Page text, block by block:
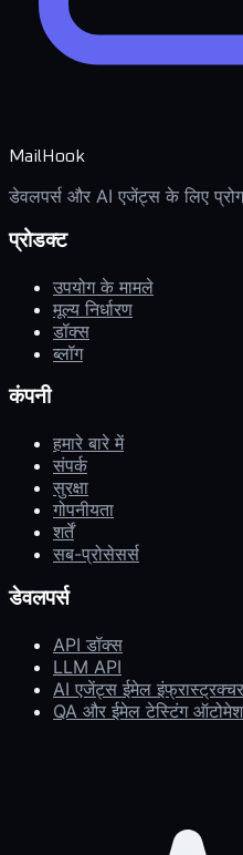
MailHook
डेवलपर्स और AI एजेंट्स के लिए
प्रोडक्ट
उपयोग के मामले
मूल्य निर्धारण
डॉक्स
ब्लॉग
कंपनी
हमारे बारे में
संपर्क
सुरक्षा
गोपनीयता
शर्तें
सब-प्रोसेसर्स
डेवलपर्स
API डॉक्स
LLM API
AI एजेंट्स ईमेल इंफ्रास्ट्रक्चर
QA और ईमेल टेस्टिंग